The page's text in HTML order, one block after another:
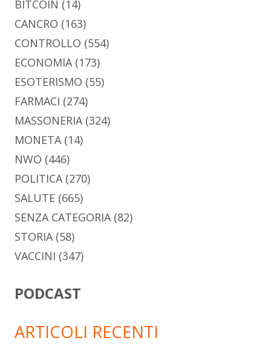
BITCOIN (14)
CANCRO (163)
CONTROLLO (554)
ECONOMIA(173)
ESOTERISMO (55)
FARMACI (274)
MASSONERIA(324)
MONETA(14)
NWO (446)
POLITICA(270)
SALUTE (665)
SENZA CATEGORIA(82)
STORIA(58)
VACCINI (347)
PODCAST
ARTICOLI RECENTI